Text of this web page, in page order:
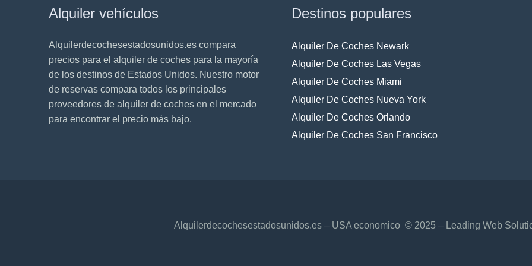
Alquiler vehículos
Alquilerdecochesestadosunidos.es compara
precios para el alquiler de coches para la mayoría
de los destinos de Estados Unidos. Nuestro motor
de reservas compara todos los principales
proveedores de alquiler de coches en el mercado
para encontrar el precio más bajo.
Destinos populares
Alquiler De Coches Newark
Alquiler De Coches Las Vegas
Alquiler De Coches Miami
Alquiler De Coches Nueva York
Alquiler De Coches Orlando
Alquiler De Coches San Francisco
Alquilerdecochesestadosunidos.es – USA economico © 2025 – Leading Web